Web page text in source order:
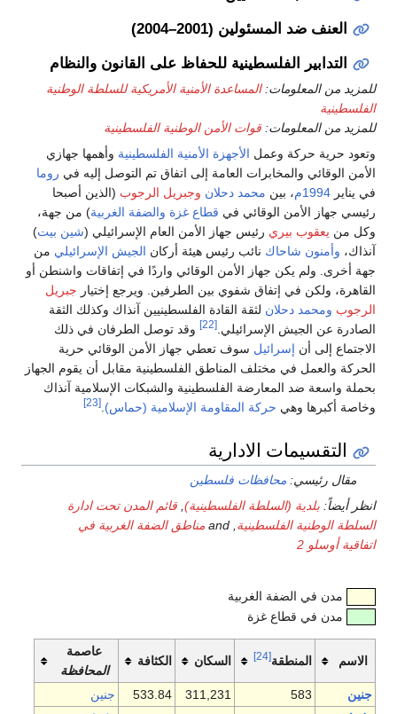
العنف ضد المسئولين (2001–2004)
التدابير الفلسطينية للحفاظ على القانون والنظام
للمزيد من المعلومات:المساعدة الأمنية الأمريكية للسلطة الوطنية
الفلسطينية
للمزيد من المعلومات: قوات الأمن الوطنية الفلسطينية
وتعود حرية حركة وعمل الأجهزة الأمنية الفلسطينية وأهمها جهازي
الأمن الوقائي والمخابرات العامة إلى اتفاق تم التوصل إليه في روما
في يناير 1994م ، بين محمد دحلان وجبريل الرجوب (الذين أصبحا
رئيسي جهاز الأمن الوقائي في قطاع غزة والضفة الغربية) من جهة،
وكل من يعقوب بيري رئيس جهاز الأمن العام الإسرائيلي (شين بيت)
آنذاك، وأمنون شاحاك نائب رئيس هيئة أركان الجيش الإسرائيلي من
جهة أخرى. ولم يكن جهاز الأمن الوقائي واردًا في إتفاقات واشنطن أو
القاهرة، ولكن في إتفاق شفوي بين الطرفين. ويرجع إختيار جبريل
الرجوب ومحمد دحلان لثقة القادة الفلسطينيين آنذاك وكذلك الثقة
الصادرة عن الجيش الإسرائيلي. [22]
وقد توصل الطرفان في ذلك
الاجتماع إلى أن إسرائيل سوف تعطي جهاز الأمن الوقائي حرية
الحركة والعمل في مختلف المناطق الفلسطينية مقابل أن يقوم الجهاز
بحملة واسعة ضد المعارضة الفلسطينية والشبكات الإسلامية آنذاك
وخاصة أكبرها وهي حركة المقاومة الإسلامية (حماس) [23]
التقسيمات الادارية
مقال رئيسي:محافظات فلسطين
انظر أيضاً: بلدية (السلطة الفلسطينية), قائم المدن تحت ادارة
السلطة الوطنية الفلسطينية, and
مناطق الضفة الغربية في
اتفاقية أوسلو 2
مدن في الضفة الغربية
مدن في قطاع غزة
الاسم المنطقة[24] السكان الكثافة
عاصمة
المحافظة
جنين
583
311,231
533.84
جنين